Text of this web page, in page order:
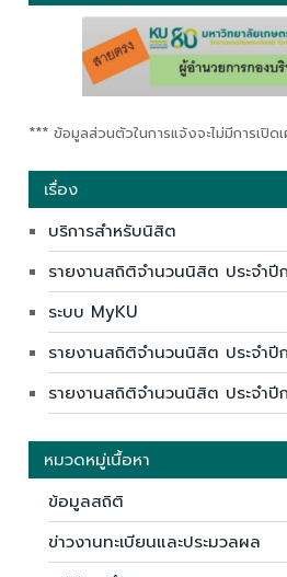
*** ข้อมูลส่วนตัวในการแจ้งจะไม่มีการเปิด
เรื่อง
บริการสำหรับนิสิต
รายงานสถิติจำนวนนิสิต ประจำปี
ระบบ MyKU
รายงานสถิติจำนวนนิสิต ประจำปี
รายงานสถิติจำนวนนิสิต ประจำปี
หมวดหมู่เนื้อหา
ข้อมูลสถิติ
ข่าวงานทะเบียนและประมวลผล